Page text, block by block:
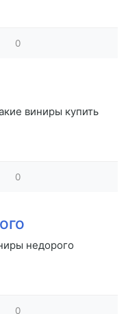
0
виниры купить
0
недорого
0